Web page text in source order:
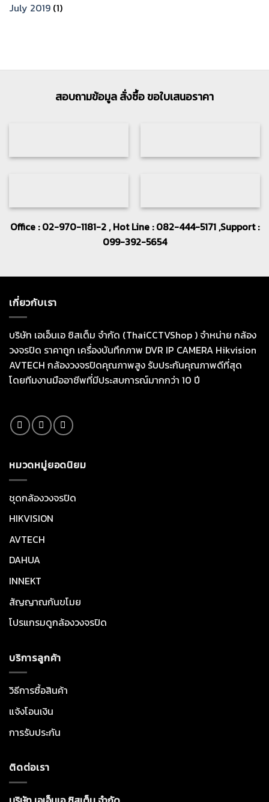
July 2019 (1)
สอบถามข้อมูล สั่งซื้อ ขอใบเสนอราคา
Office : 02-970-1181-2 , Hot Line : 082-444-5171 ,Support :
099-392-5654
เกี่ยวกับเรา
บริษัท เอเอ็นเอ ซิสเต็ม จำกัด (ThaiCCTVShop ) จำหน่าย กล้อง
วงจรปิด ราคาถูก เครื่องบันทึกภาพ DVR IP CAMERA Hikvision
AVTECH กล้องวงจรปิดคุณภาพสูง รับประกันคุณภาพดีที่สุด
โดยทีมงานมืออาชีพที่มีประสบการณ์มากกว่า 10 ปี
หมวดหมู่ยอดนิยม
ชุดกล้องวงจรปิด
HIKVISION
AVTECH
DAHUA
INNEKT
สัญญาณกันขโมย
โปรแกรมดูกล้องวงจรปิด
บริการลูกค้า
วิธีการซื้อสินค้า
แจ้งโอนเงิน
การรับประกัน
ติดต่อเรา